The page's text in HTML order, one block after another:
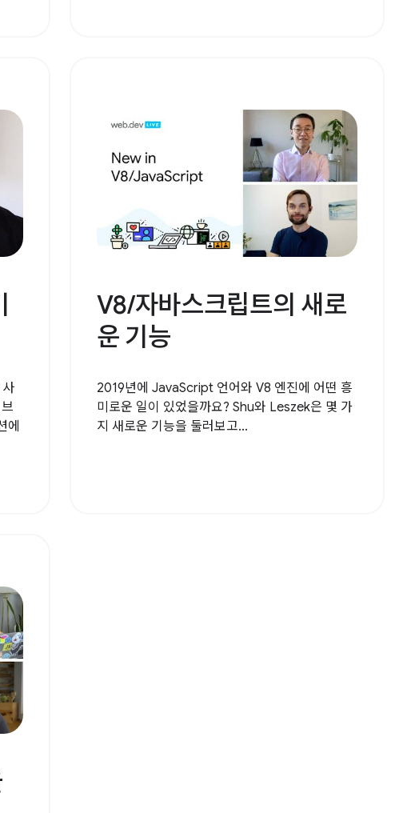
에
V8/자바스크립트의 새로
운 기능
2019년에 JavaScript 언어와 V8 엔진에 어떤 흥
미로운 일이 있었을까요? Shu와 Leszek은 몇 가
지 새로운 기능을 둘러보고...